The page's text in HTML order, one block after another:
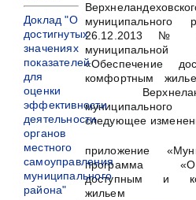
муниципального
26.12.2013 №
муниципальной
«Обеспечение
комфортным
следующее
приложение
программа
доступным и
жильем
Доклад "О
достигнутых
значениях
показателей
для
оценки
эффективности
деятельности
органов
местного
самоуправления
муниципального
района"